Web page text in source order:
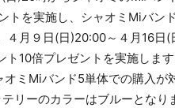
トを実施し、シャオミMiバン
４月９日(日)20:00～４月16日
10倍プレゼントを実施します
ミMiバンド5単体での購入が
リーのカラーはブルーとなり